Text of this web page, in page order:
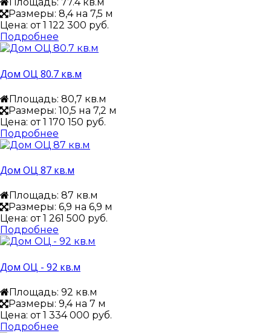
Площадь: 77.4 кв.м
Размеры: 8,4 на 7,5 м
Цена: от1 122 300 руб.
Подробнее
Дом ОЦ 80.7 кв.м
Площадь: 80,7 кв.м
Размеры: 10,5 на 7,2 м
Цена: от1 170 150 руб.
Подробнее
Дом ОЦ 87 кв.м
Площадь: 87 кв.м
Размеры: 6,9 на 6,9 м
Цена: от1 261 500 руб.
Подробнее
Дом ОЦ - 92 кв.м
Площадь: 92 кв.м
Размеры: 9,4 на 7 м
Цена: от1 334 000 руб.
Подробнее